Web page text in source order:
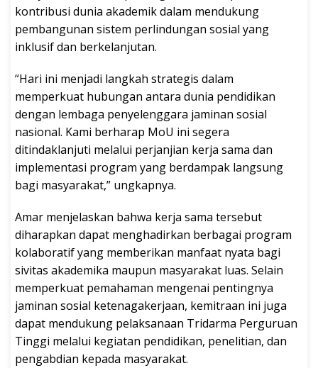
kontribusi dunia akademik dalam mendukung
pembangunan sistem perlindungan sosial yang
inklusif dan berkelanjutan.
“Hari ini menjadi langkah strategis dalam
memperkuat hubungan antara dunia pendidikan
dengan lembaga penyelenggara jaminan sosial
nasional. Kami berharap MoU ini segera
ditindaklanjuti melalui perjanjian kerja sama dan
implementasi program yang berdampak langsung
bagi masyarakat,” ungkapnya.
Amar menjelaskan bahwa kerja sama tersebut
diharapkan dapat menghadirkan berbagai program
kolaboratif yang memberikan manfaat nyata bagi
sivitas akademika maupun masyarakat luas. Selain
memperkuat pemahaman mengenai pentingnya
jaminan sosial ketenagakerjaan, kemitraan ini juga
dapat mendukung pelaksanaan Tridarma Perguruan
Tinggi melalui kegiatan pendidikan, penelitian, dan
pengabdian kepada masyarakat.